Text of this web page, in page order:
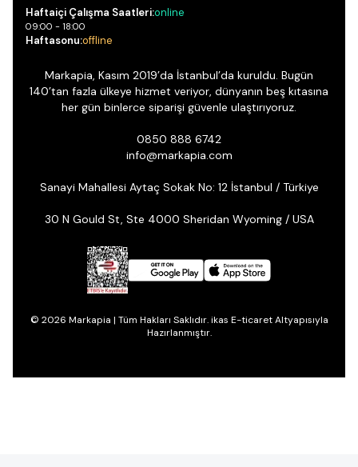
Haftaiçi Çalışma Saatleri:online
09:00 - 18:00
Haftasonu:offline
Markapia, Kasım 2019’da İstanbul’da kuruldu. Bugün
140’tan fazla ülkeye hizmet veriyor, dünyanın beş kıtasına
her gün binlerce siparişi güvenle ulaştırıyoruz.
0850 888 6742
info@markapia.com
Sanayi Mahallesi Aytaç Sokak No: 12 İstanbul / Türkiye
30 N Gould St, Ste 4000 Sheridan Wyoming / USA
© 2026 Markapia | Tüm Hakları Saklıdır. ikas E-ticaret Altyapısıyla
Hazırlanmıştır.